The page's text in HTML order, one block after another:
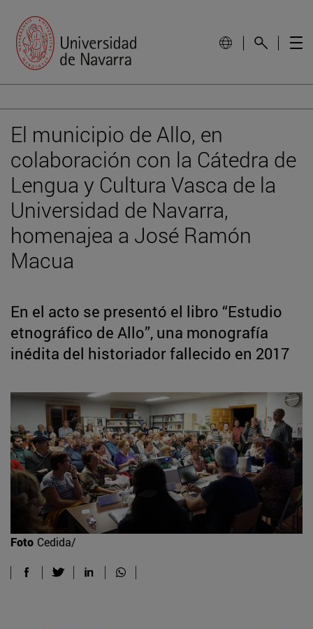
El municipio de Allo, en
colaboración con la Cátedra de
Lengua y Cultura Vasca de la
Universidad de Navarra,
homenajea a José Ramón
Macua
En el acto se presentó el libro “Estudio
etnográfico de Allo”, una monografía
inédita del historiador fallecido en 2017
Foto Cedida/